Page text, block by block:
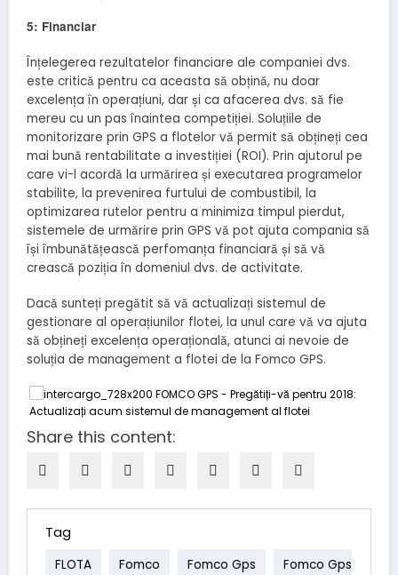
5: Financiar
Înțelegerea rezultatelor financiare ale companiei dvs.
este critică pentru ca aceasta să obțină, nu doar
excelența în operațiuni, dar și ca afacerea dvs. să fie
mereu cu un pas înaintea competiției. Soluțiile de
monitorizare prin GPS a flotelor vă permit să obțineți cea
mai bună rentabilitate a investiției (ROI). Prin ajutorul pe
care vi-l acordă la urmărirea și executarea programelor
stabilite, la prevenirea furtului de combustibil, la
optimizarea rutelor pentru a minimiza timpul pierdut,
sistemele de urmărire prin GPS vă pot ajuta compania să
își îmbunătățească perfomanța financiară și să vă
crească poziția în domeniul dvs. de activitate.
Dacă sunteți pregătit să vă actualizați sistemul de
gestionare al operațiunilor flotei, la unul care vă va ajuta
să obțineți excelența operațională, atunci ai nevoie de
soluția de management a flotei de la Fomco GPS.
Share this content:
Tag
FLOTA Fomco Fomco Gps Fomco Gps